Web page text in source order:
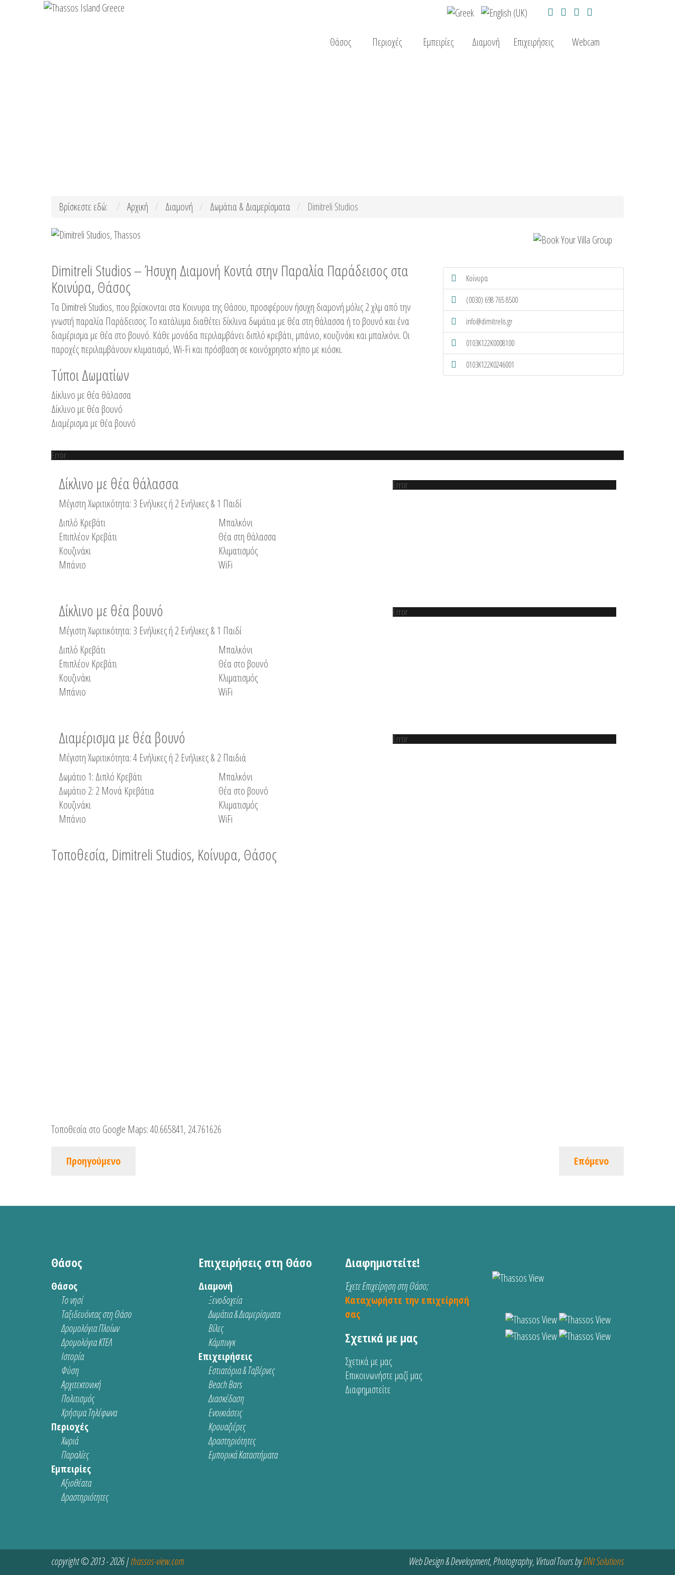
Θάσος Περιοχές Εμπειρίες Διαμονή Επιχειρήσεις Webcam
Βρίσκεστε εδώ: Αρχική Διαμονή Δωμάτια & Διαμερίσματα Dimitreli Studios
Dimitreli Studios – Ήσυχη Διαμονή Κοντά στην Παραλία Παράδεισος στα
Κοινύρα, Θάσος
Τα Dimitreli Studios, που βρίσκονται στα Κοινυρα της Θάσου, προσφέρουν ήσυχη διαμονή μόλις 2 χλμ από την
γνωστή παραλία Παράδεισος. Το κατάλυμα διαθέτει δίκλινα δωμάτια με θέα στη θάλασσα ή το βουνό και ένα
διαμέρισμα με θέα στο βουνό. Κάθε μονάδα περιλαμβάνει διπλό κρεβάτι, μπάνιο, κουζινάκι και μπαλκόνι. Οι
παροχές περιλαμβάνουν κλιματισμό, Wi-Fi και πρόσβαση σε κοινόχρηστο κήπο με κιόσκι.
Τύποι Δωματίων
Δίκλινο με θέα θάλασσα
Δίκλινο με θέα βουνό
Διαμέρισμα με θέα βουνό
Κοίνυρα
(0030) 698 765 8500
info@dimitrelis.gr
0103K122K0008100
0103K122K0246001
Error
Δίκλινο με θέα θάλασσα
Μέγιστη Χωριτικότητα: 3 Ενήλικες ή 2 Ενήλικες & 1 Παιδί
Διπλό Κρεβάτι
Επιπλέον Κρεβάτι
Κουζινάκι
Μπάνιο
Μπαλκόνι
Θέα στη θάλασσα
Κλιματισμός
WiFi
Error
Δίκλινο με θέα βουνό
Μέγιστη Χωριτικότητα: 3 Ενήλικες ή 2 Ενήλικες & 1 Παιδί
Διπλό Κρεβάτι
Επιπλέον Κρεβάτι
Κουζινάκι
Μπάνιο
Μπαλκόνι
Θέα στο βουνό
Κλιματισμός
WiFi
Error
Διαμέρισμα με θέα βουνό
Μέγιστη Χωριτικότητα: 4 Ενήλικες ή 2 Ενήλικες & 2 Παιδιά
Δωμάτιο 1: Διπλό Κρεβάτι
Δωμάτιο 2: 2 Μονά Κρεβάτια
Κουζινάκι
Μπάνιο
Μπαλκόνι
Θέα στο βουνό
Κλιματισμός
WiFi
Error
Τοποθεσία, Dimitreli Studios, Κοίνυρα, Θάσος
Τοποθεσία στο Google Maps:40.665841, 24.761626
Προηγούμενο Επόμενο
Θάσος
Θάσος
Το νησί
Ταξιδευόντας στη Θάσο
Δρομολόγια Πλοίων
Δρομολόγια ΚΤΕΛ
Ιστορία
Φύση
Αρχιτεκτονική
Πολιτισμός
Χρήσιμα Τηλέφωνα
Περιοχές
Χωριά
Παραλίες
Εμπειρίες
Αξιοθέατα
Δραστηριότητες
Επιχειρήσεις στη Θάσο
Διαμονή
Ξενοδοχεία
Δωμάτια & Διαμερίσματα
Βίλες
Κάμπινγκ
Επιχειρήσεις
Εστιατόρια & Ταβέρνες
Beach Bars
Διασκέδαση
Ενοικιάσεις
Κρουαζιέρες
Δραστηριότητες
Εμπορικά Καταστήματα
Διαφημιστείτε!
Έχετε Επιχείρηση στη Θάσο;
Καταχωρήστε την επιχείρησή
σας
Σχετικά με μας
Σχετικά με μας
Επικοινωνήστε μαζί μας
Διαφημιστείτε
copyright © 2013 - 2026 |thassos-view.com Web Design & Development, Photography, Virtual Tours byDNt Solutions